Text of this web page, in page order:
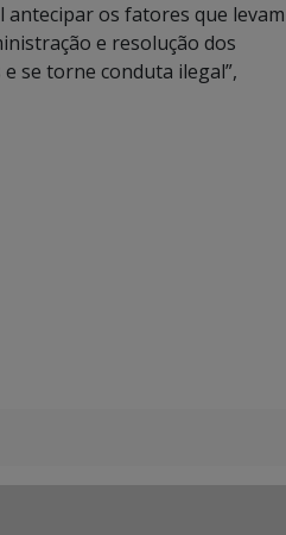
antecipar os fatores que levam
e resolução dos
se torne conduta ilegal”,